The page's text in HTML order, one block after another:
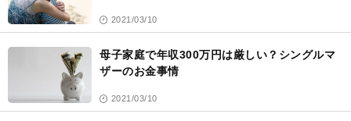
2021/03/10
母子家庭で年収300万円は厳しい？シングルマ
ザーのお金事情
2021/03/10